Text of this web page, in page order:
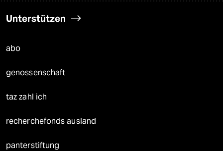
Unterstützen
abo
genossenschaft
taz zahl ich
recherchefonds ausland
panterstiftung